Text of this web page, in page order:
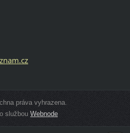
nam.cz
práva vyhrazena.
službouWebnode